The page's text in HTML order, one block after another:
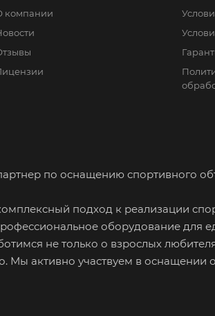
компании
по оснащению спортивного
подход к реализации
оборудование для
не только о взрослых
Мы активно участвуем в оснащении